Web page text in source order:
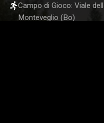
Campo di Gioco: Viale
Monteveglio (Bo)